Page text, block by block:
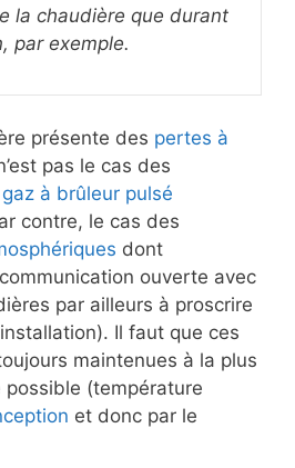
la chaudière que durant
par exemple.
présente des pertes à
pas le cas des
à brûleur pulsé
contre, le cas des
dont
ouverte avec
par ailleurs à proscrire
Il faut que ces
maintenues à la plus
(température
et donc par le